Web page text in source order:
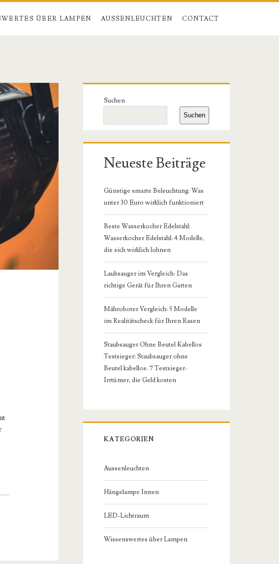
ÜBER LAMPEN AUSSENLEUCHTEN CONTACT
Primäre
Seitenleiste
Suchen
Suchen
Neueste Beiträge
Günstige smarte Beleuchtung: Was
unter 30 Euro wirklich funktioniert
Beste Wasserkocher Edelstahl:
Wasserkocher Edelstahl: 4 Modelle,
die sich wirklich lohnen
Laubsauger im Vergleich: Das
richtige Gerät für Ihren Garten
Mähroboter Vergleich: 5 Modelle
im Realitätscheck für Ihren Rasen
Staubsauger Ohne Beutel Kabellos
Testsieger: Staubsauger ohne
Beutel kabellos: 7 Testsieger-
Irrtümer, die Geld kosten
KATEGORIEN
Aussenleuchten
Hängelampe Innen
LED-Lichtraum
Wissenswertes über Lampen